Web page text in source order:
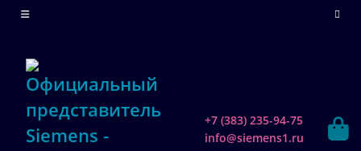
+7 (383) 235-94-75
info@siemens1.ru